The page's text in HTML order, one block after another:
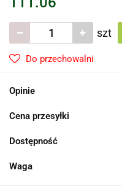
szt
Do przechowalni
Opinie
Cena przesyłki
Dostępność
Waga